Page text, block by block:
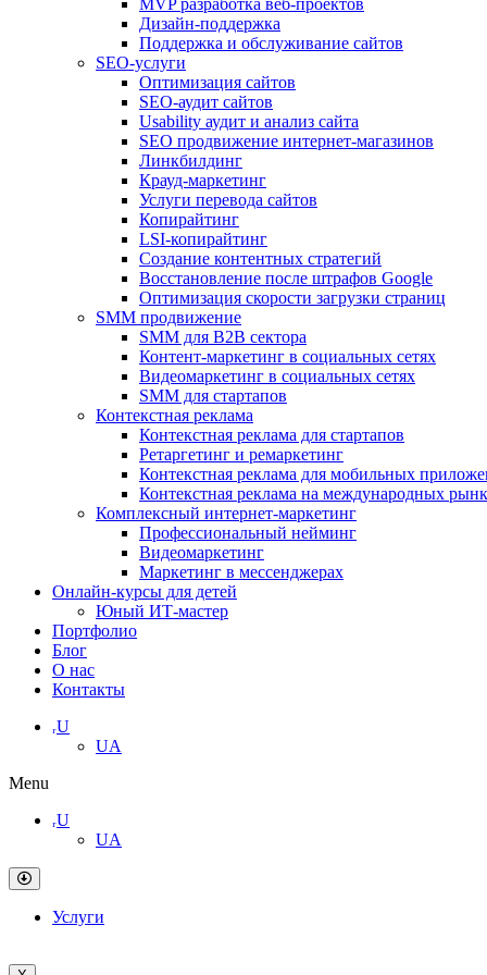
MVP разработка веб-проектов
Дизайн-поддержка
Поддержка и обслуживание сайтов
SEO-услуги
Оптимизация сайтов
SEO-аудит сайтов
Usability аудит и анализ сайта
SEO продвижение интернет-магазинов
Линкбилдинг
Крауд-маркетинг
Услуги перевода сайтов
Копирайтинг
LSI-копирайтинг
Создание контентных стратегий
Восстановление после штрафов Google
Оптимизация скорости загрузки страниц
SMM продвижение
SMM для B2B сектора
Контент-маркетинг в социальных сетях
Видеомаркетинг в социальных сетях
SMM для стартапов
Контекстная реклама
Контекстная реклама для стартапов
Ретаргетинг и ремаркетинг
Контекстная реклама для мобильных
Контекстная реклама на международных
Комплексный интернет-маркетинг
Профессиональный нейминг
Видеомаркетинг
Маркетинг в мессенджерах
Онлайн-курсы для детей
Юный ИТ-мастер
Портфолио
Блог
О нас
Контакты
ᵣU
UA
Menu
ᵣU
UA
Услуги